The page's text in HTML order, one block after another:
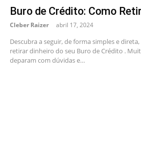
Buro de Crédito: Como
Cleber Raizer abril 17, 2024
Descubra a seguir, de forma simples e
retirar dinheiro do seu Buro de Crédito .
deparam com dúvidas e…